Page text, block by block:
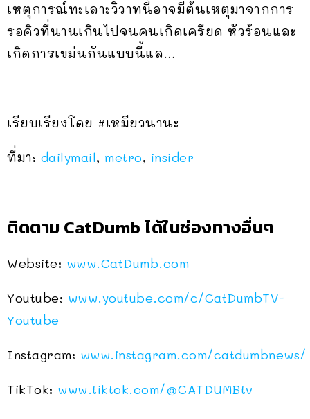
เหตุการณ์ทะเลาะวิวาทนี้อาจมีต้นเหตุมาจากการ
รอคิวที่นานเกินไปจนคนเกิดเครียด หัวร้อนและ
เกิดการเขม่นกันแบบนี้แล…
เรียบเรียงโดย #เหมียวนานะ
ที่มา: dailymail, metro, insider
ติดตาม CatDumb ได้ในช่องทางอื่นๆ
Website: www.CatDumb.com
Youtube: www.youtube.com/c/CatDumbTV-
Youtube
Instagram: www.instagram.com/catdumbnews/
TikTok: www.tiktok.com/@CATDUMBtv